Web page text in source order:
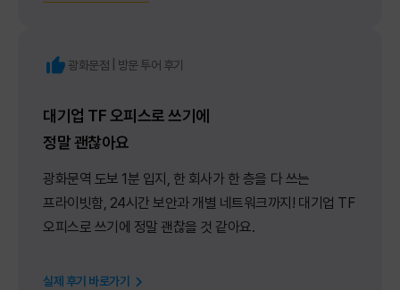
광화문점 | 방문 투어 후기
대기업 TF 오피스로 쓰기에
정말 괜찮아요
광화문역 도보 1분 입지, 한 회사가 한 층을 다 쓰는
프라이빗함, 24시간 보안과 개별 네트워크까지! 대기업 TF
오피스로 쓰기에 정말 괜찮을 것 같아요.
실제 후기 바로가기